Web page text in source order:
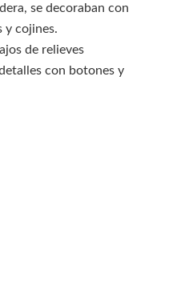
se decoraban con
y cojines.
de relieves
con botones y